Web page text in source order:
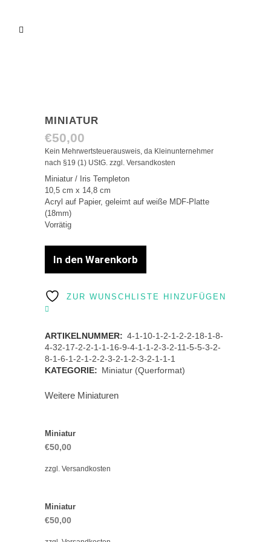
MINIATUR
€50,00
Kein Mehrwertsteuerausweis, da Kleinunternehmer
nach §19 (1) UStG. zzgl. Versandkosten
Miniatur / Iris Templeton
10,5 cm x 14,8 cm
Acryl auf Papier, geleimt auf weiße MDF-Platte
(18mm)
Vorrätig
Miniatur
In den Warenkorb
ZUR WUNSCHLISTE HINZUFÜGEN
ARTIKELNUMMER: 4-1-10-1-2-1-2-2-18-1-8-
4-32-17-2-2-1-1-16-9-4-1-1-2-3-2-11-5-5-3-2-
8-1-6-1-2-1-2-2-3-2-1-2-3-2-1-1-1
KATEGORIE: Miniatur (Querformat)
Weitere Miniaturen
Miniatur
€50,00
zzgl. Versandkosten
Miniatur
€50,00